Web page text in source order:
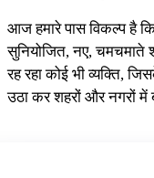
आज हमारे पास विकल्प है
सुनियोजित, नए, चमचमाते
रह रहा कोई भी व्यक्ति,
उठा कर शहरों और नगरों में